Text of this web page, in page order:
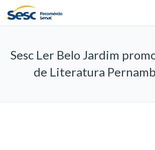
Sesc Ler Belo Jardim
de Literatura